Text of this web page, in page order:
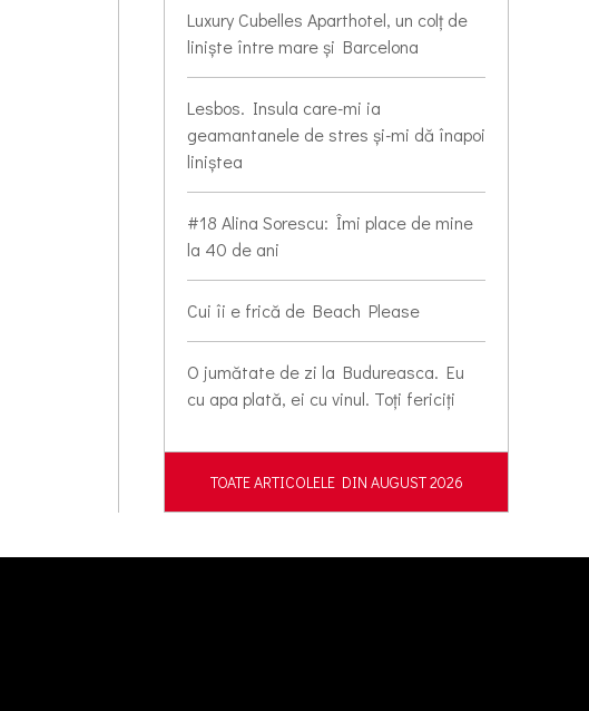
Luxury Cubelles Aparthotel, un colț de
liniște între mare și Barcelona
Lesbos. Insula care-mi ia
geamantanele de stres și-mi dă înapoi
liniștea
#18 Alina Sorescu: Îmi place de mine
la 40 de ani
Cui îi e frică de Beach Please
O jumătate de zi la Budureasca. Eu
cu apa plată, ei cu vinul. Toți fericiți
TOATE ARTICOLELE DIN AUGUST 2026